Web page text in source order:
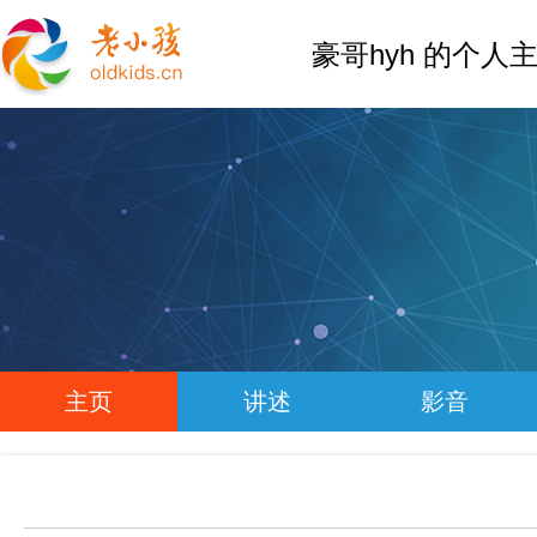
豪哥hyh 的个人
主页 讲述 影音